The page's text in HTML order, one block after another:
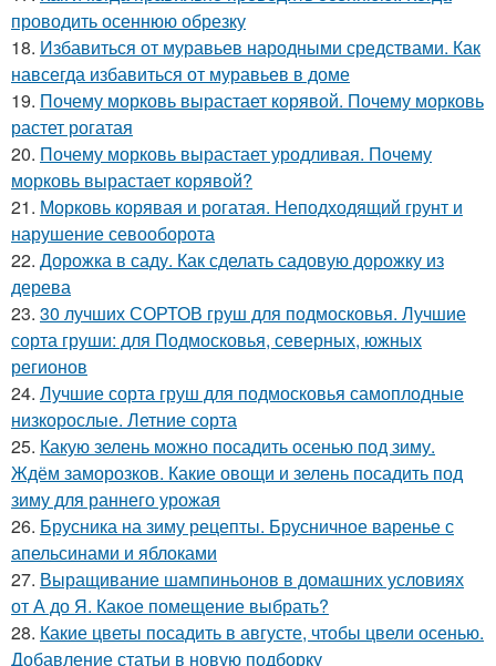
проводить осеннюю обрезку
18. Избавиться от муравьев народными средствами. Как
навсегда избавиться от муравьев в доме
19. Почему морковь вырастает корявой. Почему морковь
растет рогатая
20. Почему морковь вырастает уродливая. Почему
морковь вырастает корявой?
21. Морковь корявая и рогатая. Неподходящий грунт и
нарушение севооборота
22. Дорожка в саду. Как сделать садовую дорожку из
дерева
23. 30 лучших СОРТОВ груш для подмосковья. Лучшие
сорта груши: для Подмосковья, северных, южных
регионов
24. Лучшие сорта груш для подмосковья самоплодные
низкорослые. Летние сорта
25. Какую зелень можно посадить осенью под зиму.
Ждём заморозков. Какие овощи и зелень посадить под
зиму для раннего урожая
26. Брусника на зиму рецепты. Брусничное варенье с
апельсинами и яблоками
27. Выращивание шампиньонов в домашних условиях
от А до Я. Какое помещение выбрать?
28. Какие цветы посадить в августе, чтобы цвели осенью.
Добавление статьи в новую подборку